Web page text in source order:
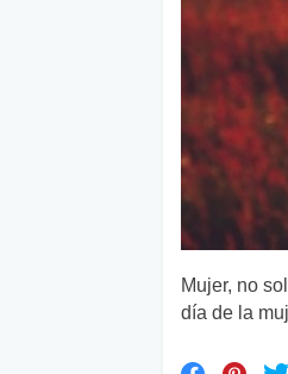
Mujer, no
día de la